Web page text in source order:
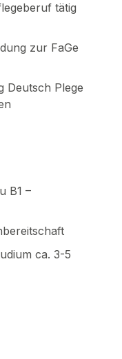
tätig
zur FaGe
Deutsch Plege
B1 –
ca. 3-5